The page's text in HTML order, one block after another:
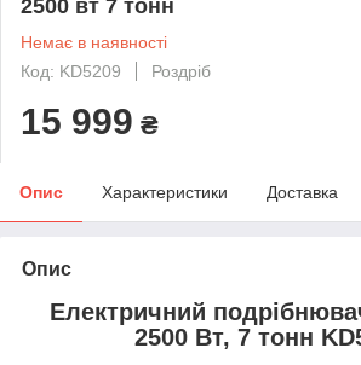
2500 вт 7 тонн
Немає в наявності
Код: KD5209
Роздріб
15 999 ₴
Опис Характеристики Доставка
Опис
Електричний
2500 Вт, 7 тонн